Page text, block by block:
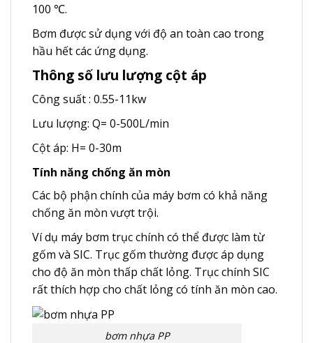
100 ℃.
Bơm được sử dụng với độ an toàn cao trong
hầu hết các ứng dụng.
Thông số lưu lượng cột áp
Công suất : 0.55-11kw
Lưu lượng: Q= 0-500L/min
Cột áp: H= 0-30m
Tính năng chống ăn mòn
Các bộ phận chính của máy bơm có khả năng
chống ăn mòn vượt trội.
Ví dụ máy bơm trục chính có thể được làm từ
gốm và SIC. Trục gốm thường được áp dụng
cho độ ăn mòn thấp chất lỏng. Trục chính SIC
rất thích hợp cho chất lỏng có tính ăn mòn cao.
bơm nhựa PP